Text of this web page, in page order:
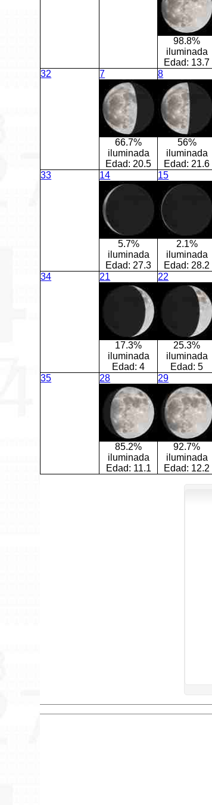
98.8%
iluminada
Edad: 13.7
32
7
66.7%
iluminada
Edad: 20.5
8
56%
iluminada
Edad: 21.6
33
14
5.7%
iluminada
Edad: 27.3
15
2.1%
iluminada
Edad: 28.2
34
21
17.3%
iluminada
Edad: 4
22
25.3%
iluminada
Edad: 5
35
28
85.2%
iluminada
Edad: 11.1
29
92.7%
iluminada
Edad: 12.2